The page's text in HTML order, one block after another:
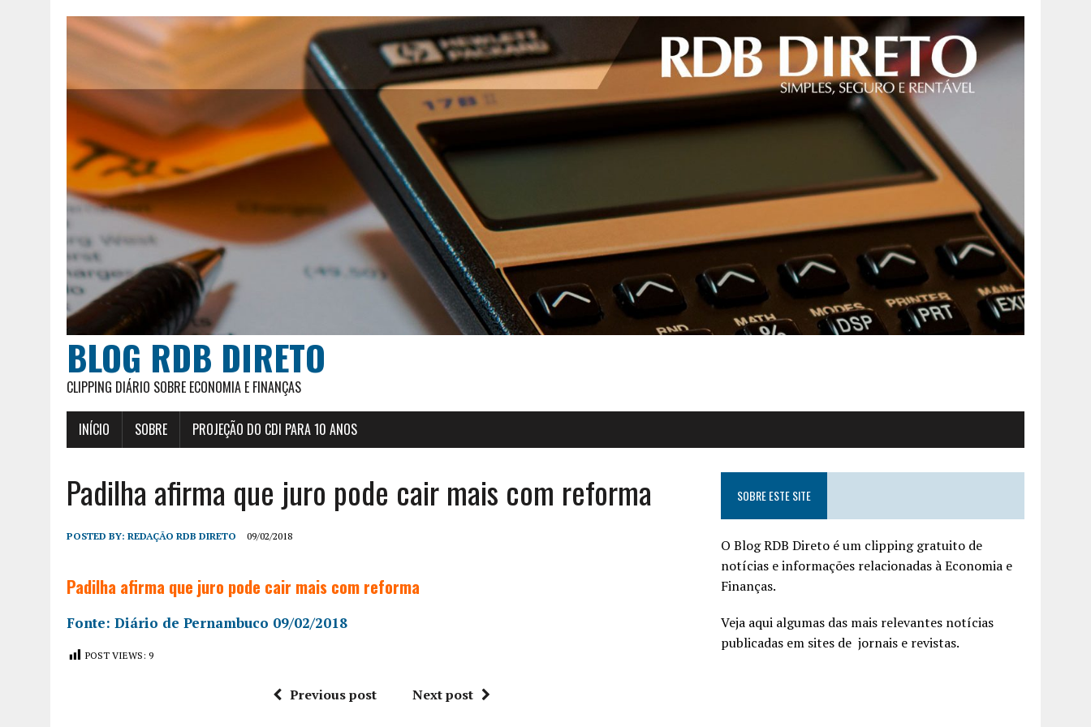
BLOG RDB DIRETO
CLIPPING DIÁRIO SOBRE ECONOMIA E FINANÇAS
INÍCIO SOBRE PROJEÇÃO DO CDI PARA 10 ANOS
Padilha afirma que juro pode cair mais com reforma
POSTED BY: REDAÇÃO RDB DIRETO 09/02/2018
Padilha afirma que juro pode cair mais com reforma
Fonte: Diário de Pernambuco 09/02/2018
POST VIEWS: 9
Previous post Next post
SOBRE ESTE SITE
O Blog RDB Direto é um clipping gratuito de
notícias e informações relacionadas à Economia e
Finanças.
Veja aqui algumas das mais relevantes notícias
publicadas em sites de jornais e revistas.